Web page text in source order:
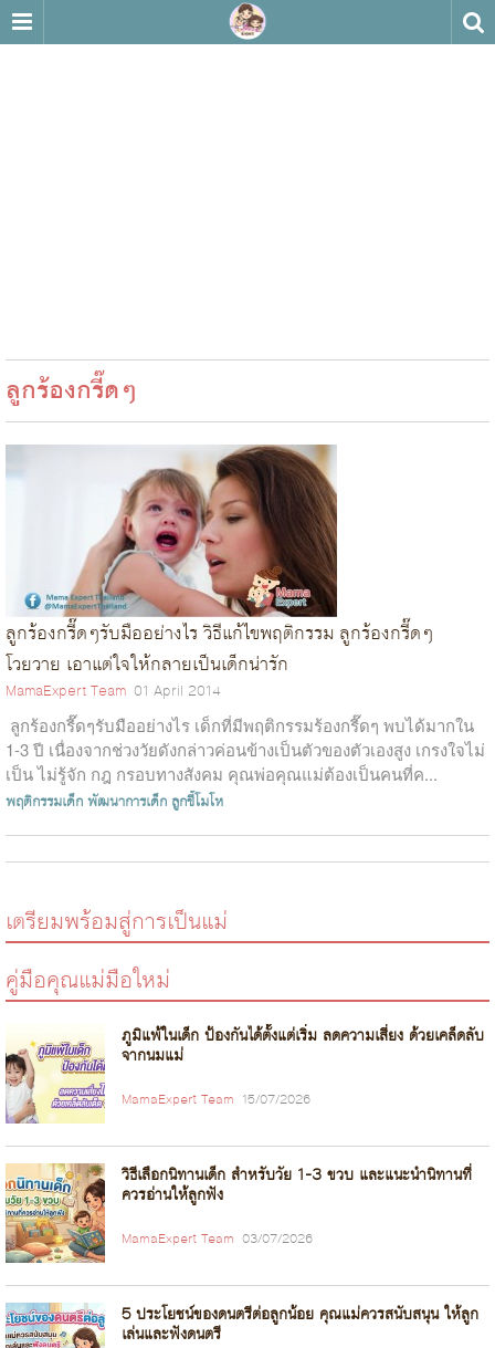
ลูกร้องกรี๊ดๆ
ลูกร้องกรี๊ดๆรับมืออย่างไร วิธีแก้ไขพฤติกรรม ลูกร้องกรี๊ดๆ
โวยวาย เอาแต่ใจให้กลายเป็นเด็กน่ารัก
MamaExpert Team 01 April 2014
ลูกร้องกรี๊ดๆรับมืออย่างไร เด็กที่มีพฤติกรรมร้องกรี๊ดๆ พบได้มากใน
1-3 ปี เนื่องจากช่วงวัยดังกล่าวค่อนข้างเป็นตัวของตัวเองสูง เกรงใจไม่
เป็น ไม่รู้จัก กฎ กรอบทางสังคม คุณพ่อคุณแม่ต้องเป็นคนที่ค...
พฤติกรรมเด็กพัฒนาการเด็ก ลูกขี้โมโห
เตรียมพร้อมสู่การเป็นแม่
คู่มือคุณแม่มือใหม่
ภูมิแพ้ในเด็ก ป้องกันได้ตั้งแต่เริ่ม ลดความเสี่ยง ด้วยเคล็ดลับ
จากนมแม่
MamaExpert Team 15/07/2026
วิธีเลือกนิทานเด็ก สำหรับวัย 1-3 ขวบ และแนะนำนิทานที่
ควรอ่านให้ลูกฟัง
MamaExpert Team 03/07/2026
5 ประโยชน์ของดนตรีต่อลูกน้อย คุณแม่ควรสนับสนุน ให้ลูก
เล่นและฟังดนตรี